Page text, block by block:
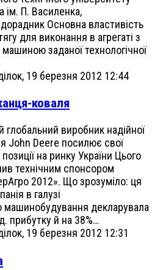
ім. П. Василенка,
Основна властивість
для виконання в агрегаті з
заданої технологічної
19 березня 2012 12:44
коваля
глобальний виробник надійної
John Deere посилює свої
на ринку України Цього
технічним спонсором
2012». Що зрозуміло: ця
в галузі
машинобудування декларувала
прибутку й на 38%…
19 березня 2012 12:31